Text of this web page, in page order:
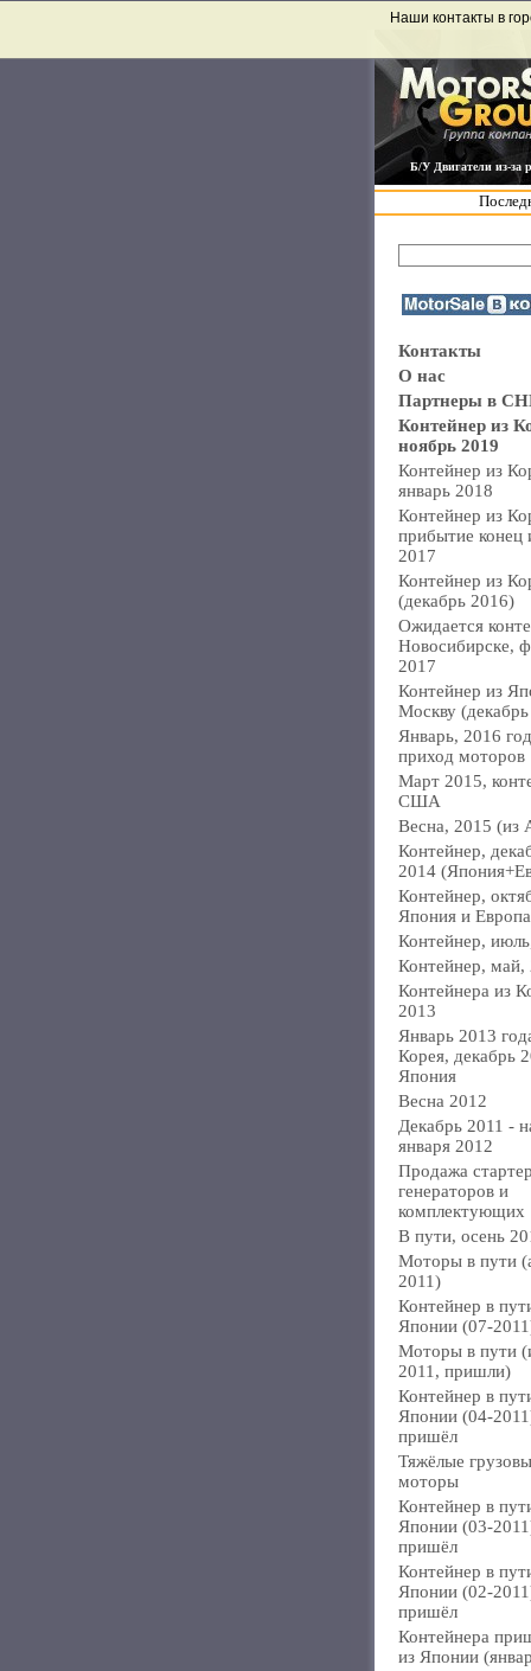
Б/У Двигатели из-за
Наши контакты в
Контакты
О нас
Партнеры в
Контейнер из
ноябрь 2019
Контейнер из
январь 2018
Контейнер из
прибытие конец
2017
Контейнер из
(декабрь 2016)
Ожидается
Новосибирске,
2017
Контейнер из
Москву
Январь, 2016
приход моторов
Март 2015,
США
Весна, 2015 (из
Контейнер,
2014
Контейнер,
Япония и
Контейнер,
Контейнер, май,
Контейнера из
2013
Январь 2013
Корея, декабрь
Япония
Весна 2012
Декабрь 2011 -
января 2012
Продажа
генераторов и
комплектующих
В пути, осень
Моторы в пути
2011)
Контейнер в
Японии (07-
Моторы в пути
2011, пришли)
Контейнер в
Японии (04-
пришёл
Тяжёлые
моторы
Контейнер в
Японии (03-
пришёл
Контейнер в
Японии (02-
пришёл
Контейнера
из Японии